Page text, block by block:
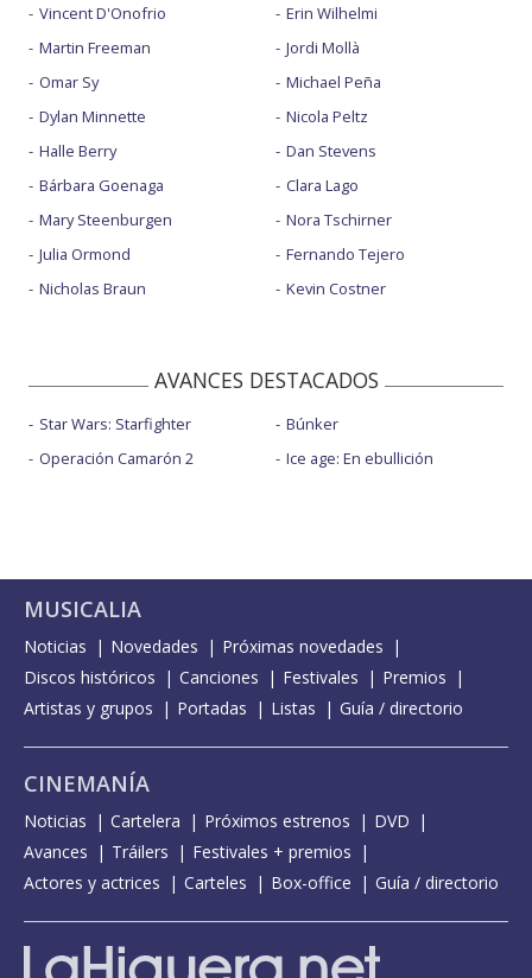
Vincent D'Onofrio
Martin Freeman
Omar Sy
Dylan Minnette
Halle Berry
Bárbara Goenaga
Mary Steenburgen
Julia Ormond
Nicholas Braun
Erin Wilhelmi
Jordi Mollà
Michael Peña
Nicola Peltz
Dan Stevens
Clara Lago
Nora Tschirner
Fernando Tejero
Kevin Costner
AVANCES DESTACADOS
Star Wars: Starfighter
Operación Camarón 2
Búnker
Ice age: En ebullición
MUSICALIA
Noticias Novedades
Próximas novedades
Discos históricos
Canciones Festivales
Premios
Artistas y grupos
Portadas Listas Guía / directorio
CINEMANÍA
Noticias Cartelera Próximos estrenos
DVD
Avances
Tráilers
Festivales + premios
Actores y actrices
Carteles Box-office Guía / directorio